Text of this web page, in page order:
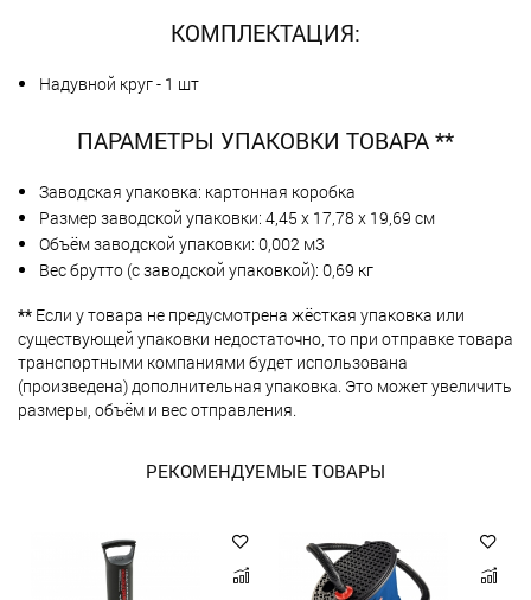
КОМПЛЕКТАЦИЯ:
Надувной круг - 1 шт
ПАРАМЕТРЫ УПАКОВКИ ТОВАРА **
Заводская упаковка: картонная коробка
Размер заводской упаковки: 4,45 х 17,78 х 19,69 см
Объём заводской упаковки: 0,002 м3
Вес брутто (с заводской упаковкой): 0,69 кг
** Если у товара не предусмотрена жёсткая упаковка или
существующей упаковки недостаточно, то при отправке товара
транспортными компаниями будет использована
(произведена) дополнительная упаковка. Это может увеличить
размеры, объём и вес отправления.
РЕКОМЕНДУЕМЫЕ ТОВАРЫ